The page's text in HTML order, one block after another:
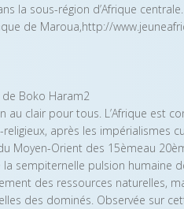
la sous-région d’Afrique centrale.
de Maroua,http://
Boko Haram2
au clair pour tous. L’Afrique est
après les impérialismes
Moyen-Orient des 15èmeau
sempiternelle pulsion humaine
des ressources naturelles,
des dominés. Observée sur